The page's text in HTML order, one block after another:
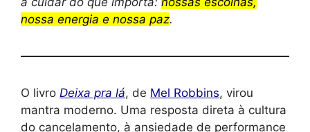
nossa energia e nossa paz.
O livro Deixa pra lá, de Mel Robbins, virou
mantra moderno. Uma resposta direta à cultura
do cancelamento, à ansiedade de performance